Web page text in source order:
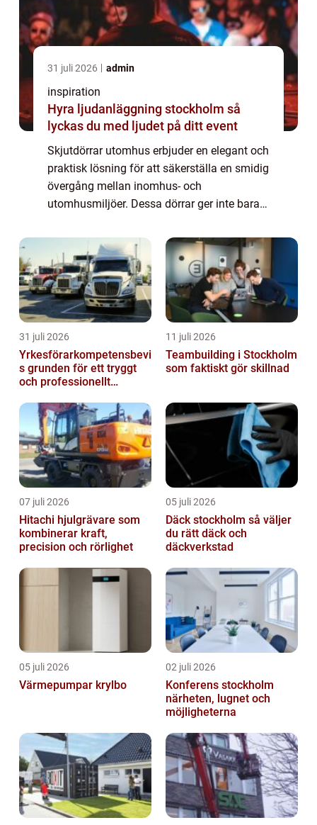
31 juli 2026 admin
inspiration
Hyra ljudanläggning stockholm så
lyckas du med ljudet på ditt event
Skjutdörrar utomhus erbjuder en elegant och
praktisk lösning för att säkerställa en smidig
övergång mellan inomhus- och
utomhusmiljöer. Dessa dörrar ger inte bara
31 juli 2026
Yrkesförarkompetensbevi
s grunden för ett tryggt
och professionellt
11 juli 2026
Teambuilding i Stockholm
som faktiskt gör skillnad
07 juli 2026
Hitachi hjulgrävare som
kombinerar kraft,
precision och rörlighet
05 juli 2026
Däck stockholm så väljer
du rätt däck och
däckverkstad
05 juli 2026
Värmepumpar krylbo
02 juli 2026
Konferens stockholm
närheten, lugnet och
möjligheterna